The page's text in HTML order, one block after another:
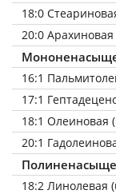
18:0
20:0 Арахиновая
16:1
17:1
18:1 Олеиновая
20:1
18:2 Линолевая